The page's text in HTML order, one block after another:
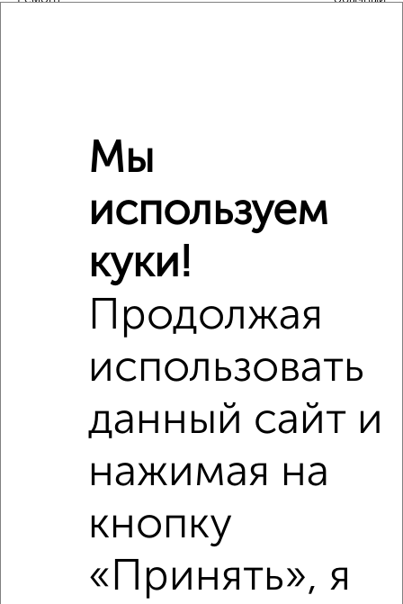
Расположение, инфраструктура рядом
Продукты
Банкоматы
Фитнес
Аптеки
Мы
используем
куки!
Продолжая
использовать
данный сайт и
нажимая на
кнопку
«Принять», я